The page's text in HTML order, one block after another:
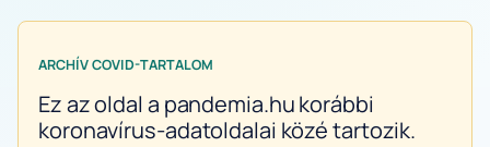
ARCHÍV COVID-TARTALOM
Ez az oldal a pandemia.hu korábbi
koronavírus-adatoldalai közé tartozik.